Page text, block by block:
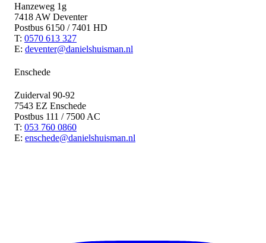
Hanzeweg 1g
7418 AW Deventer
Postbus 6150 / 7401 HD
T: 0570 613 327
E: deventer@danielshuisman.nl
Enschede
Zuiderval 90-92
7543 EZ Enschede
Postbus 111 / 7500 AC
T: 053 760 0860
E: enschede@danielshuisman.nl